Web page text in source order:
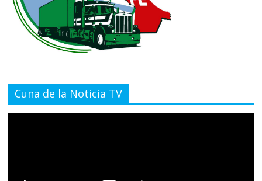
Cuna de la Noticia TV